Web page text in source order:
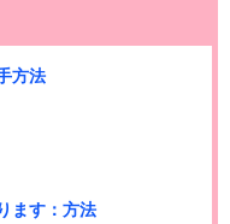
方法
ます：方法